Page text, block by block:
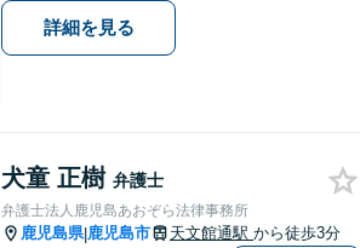
詳細を見る
犬童 正樹 弁護士
弁護士法人鹿児島あおぞら法律事務所
鹿児島県|鹿児島市 天文館通駅 から徒歩3分